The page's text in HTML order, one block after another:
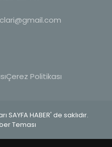
Çerez Politikası
HABER' de saklıdır.
Teması